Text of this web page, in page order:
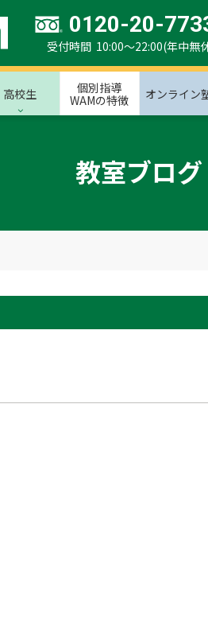
0120-20-
受付時間 10:00～22:00(年中無
高校生
個別指導
WAMの特徴
オンライン
教室ブログ